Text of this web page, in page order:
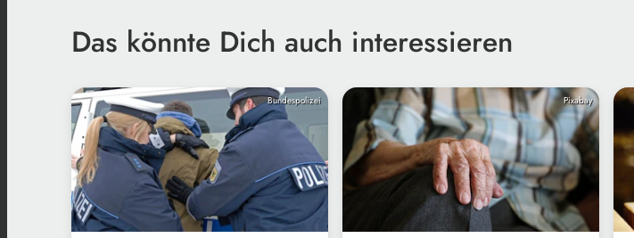
Das könnte Dich auch interessieren
Bundespolizei Pixabay